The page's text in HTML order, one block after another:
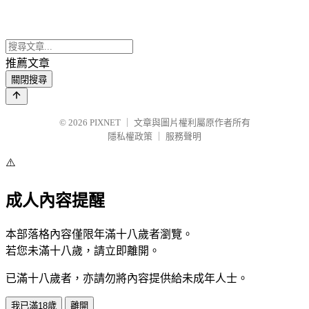
推薦文章
關閉搜尋
© 2026 PIXNET
文章與圖片權利屬原作者所有
隱私權政策
服務聲明
⚠️
成人內容提醒
本部落格內容僅限年滿十八歲者瀏覽。
若您未滿十八歲，請立即離開。
已滿十八歲者，亦請勿將內容提供給未成年人士。
我已滿18歲 離開